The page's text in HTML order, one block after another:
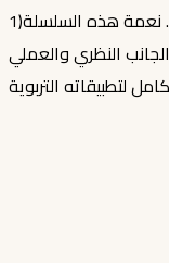
1)سلسلة "مونتيسوري منهج حياة": أعدّت د. نعمة هذه السلسلة
النظري والعملي